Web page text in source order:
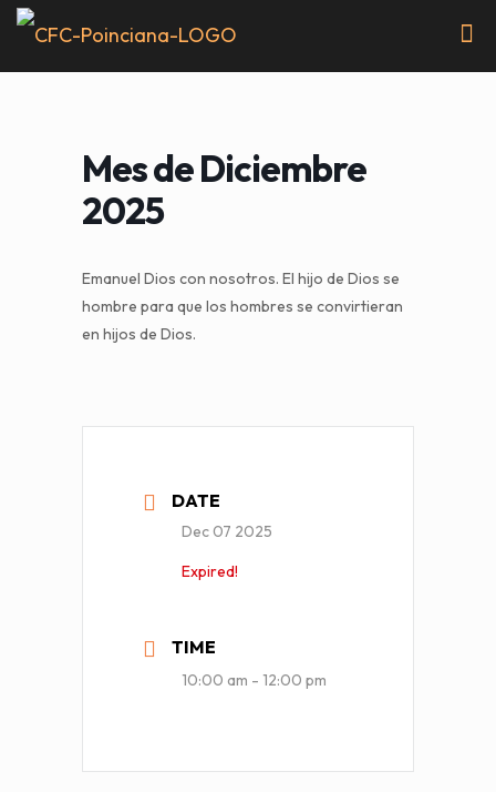
Mes de Diciembre
2025
Emanuel Dios con nosotros. El hijo de Dios se
hombre para que los hombres se convirtieran
en hijos de Dios.
DATE
Dec 07 2025
Expired!
TIME
10:00 am - 12:00 pm